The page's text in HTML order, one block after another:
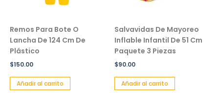
Remos Para Bote O
Lancha De 124 Cm De
Plástico
$150.00
Añadir al carrito
Salvavidas De Mayoreo
Inflable Infantil De 51 Cm
Paquete 3 Piezas
$90.00
Añadir al carrito